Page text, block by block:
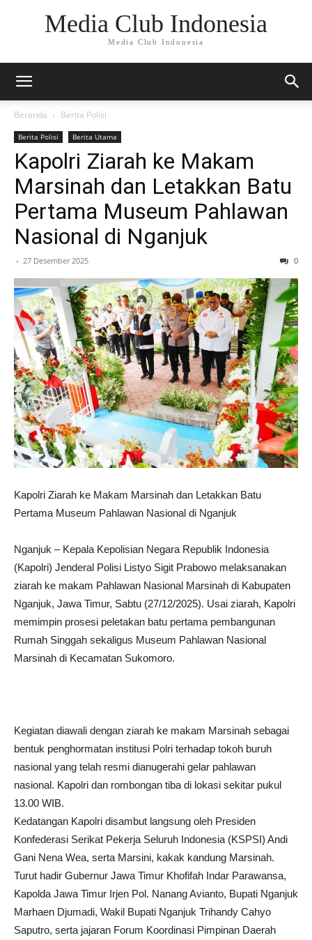
Media Club Indonesia
Media Club Indonesia
Beranda Berita Polisi
Berita Polisi Berita Utama
Kapolri Ziarah ke Makam
Marsinah dan Letakkan Batu
Pertama Museum Pahlawan
Nasional di Nganjuk
- 27 Desember 2025 0
Kapolri Ziarah ke Makam Marsinah dan Letakkan Batu
Pertama Museum Pahlawan Nasional di Nganjuk
Nganjuk – Kepala Kepolisian Negara Republik Indonesia
(Kapolri) Jenderal Polisi Listyo Sigit Prabowo melaksanakan
ziarah ke makam Pahlawan Nasional Marsinah di Kabupaten
Nganjuk, Jawa Timur, Sabtu (27/12/2025). Usai ziarah, Kapolri
memimpin prosesi peletakan batu pertama pembangunan
Rumah Singgah sekaligus Museum Pahlawan Nasional
Marsinah di Kecamatan Sukomoro.
Kegiatan diawali dengan ziarah ke makam Marsinah sebagai
bentuk penghormatan institusi Polri terhadap tokoh buruh
nasional yang telah resmi dianugerahi gelar pahlawan
nasional. Kapolri dan rombongan tiba di lokasi sekitar pukul
13.00 WIB.
Kedatangan Kapolri disambut langsung oleh Presiden
Konfederasi Serikat Pekerja Seluruh Indonesia (KSPSI) Andi
Gani Nena Wea, serta Marsini, kakak kandung Marsinah.
Turut hadir Gubernur Jawa Timur Khofifah Indar Parawansa,
Kapolda Jawa Timur Irjen Pol. Nanang Avianto, Bupati Nganjuk
Marhaen Djumadi, Wakil Bupati Nganjuk Trihandy Cahyo
Saputro, serta jajaran Forum Koordinasi Pimpinan Daerah